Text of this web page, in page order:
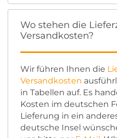
Wo stehen die
Versandkosten?
Wir führen Ihnen die
Versandkosten
in Tabellen auf. Es
Kosten im deutschen
Lieferung in ein
deutsche Insel